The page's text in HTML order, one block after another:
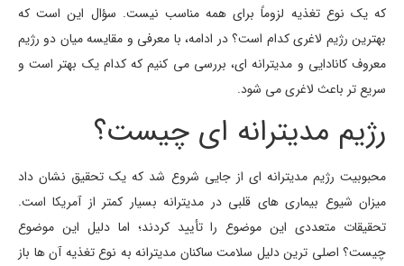
که یک نوع تغذیه لزوماً برای همه مناسب نیست. سؤال این است که
بهترین رژیم لاغری کدام است؟ در ادامه، با معرفی و مقایسه میان دو رژیم
معروف کانادایی و مدیترانه ای، بررسی می کنیم که کدام یک بهتر است و
سریع تر باعث لاغری می شود.
رژیم مدیترانه ای چیست؟
محبوبیت رژیم مدیترانه ای از جایی شروع شد که یک تحقیق نشان داد
میزان شیوع بیماری های قلبی در مدیترانه بسیار کمتر از آمریکا است.
تحقیقات متعددی این موضوع را تأیید کردند؛ اما دلیل این موضوع
چیست؟ اصلی ترین دلیل سلامت ساکنان مدیترانه به نوع تغذیه آن ها باز